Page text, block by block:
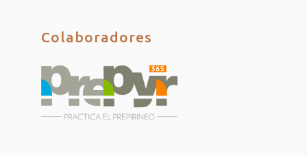
Colaboradores